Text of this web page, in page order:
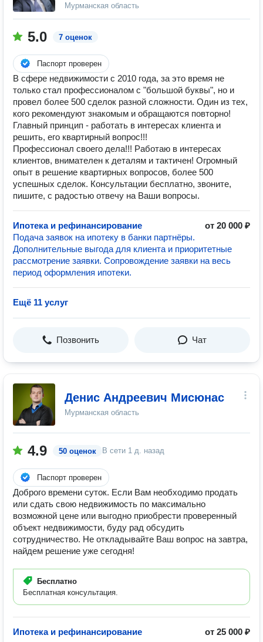
Мурманская область
5.0 7 оценок
Паспорт проверен
В сфере недвижимости с 2010 года, за это время не
только стал профессионалом с "большой буквы", но и
провел более 500 сделок разной сложности. Один из тех,
кого рекомендуют знакомым и обращаются повторно!
Главный принцип - работать в интересах клиента и
решить, его квартирный вопрос!!!
Профессионал своего дела!!! Работаю в интересах
клиентов, внимателен к деталям и тактичен! Огромный
опыт в решение квартирных вопросов, более 500
успешных сделок. Консультации бесплатно, звоните,
пишите, с радостью отвечу на Ваши вопросы.
Ипотека и рефинансирование
от 20 000 ₽
Подача заявок на ипотеку в банки партнёры.
Дополнительные выгода для клиента и приоритетные
рассмотрение заявки. Сопровождение заявки на весь
период оформления ипотеки.
Ещё 11 услуг
Позвонить Чат
Денис Андреевич Мисюнас
Мурманская область
4.9 50 оценок В сети 1 д. назад
Паспорт проверен
Доброго времени суток. Если Вам необходимо продать
или сдать свою недвижимость по максимально
возможной цене или выгодно приобрести проверенный
объект недвижимости, буду рад обсудить
сотрудничество. Не откладывайте Ваш вопрос на завтра,
найдем решение уже сегодня!
Бесплатно
Бесплатная консультация.
Ипотека и рефинансирование от 25 000 ₽